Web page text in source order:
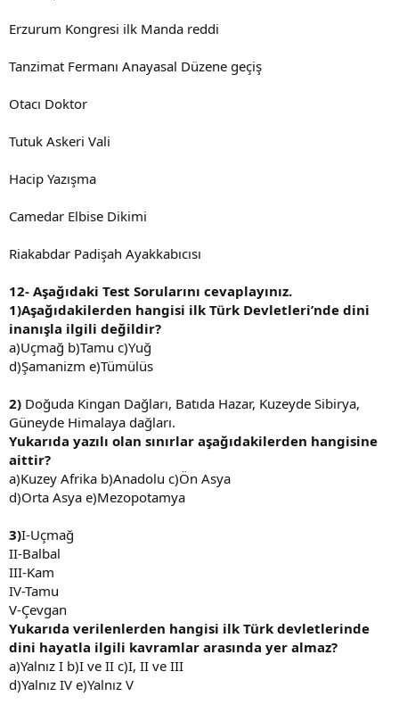
Erzurum Kongresi ilk Manda reddi
Tanzimat Fermanı Anayasal Düzene geçiş
Otacı Doktor
Tutuk Askeri Vali
Hacip Yazışma
Camedar Elbise Dikimi
Riakabdar Padişah Ayakkabıcısı
12- Aşağıdaki Test Sorularını cevaplayınız.
1)Aşağıdakilerden hangisi ilk Türk Devletleri’nde dini
inanışla ilgili değildir?
a)Uçmağ b)Tamu c)Yuğ
d)Şamanizm e)Tümülüs
2) Doğuda Kingan Dağları, Batıda Hazar, Kuzeyde Sibirya,
Güneyde Himalaya dağları.
Yukarıda yazılı olan sınırlar aşağıdakilerden hangisine
aittir?
a)Kuzey Afrika b)Anadolu c)Ön Asya
d)Orta Asya e)Mezopotamya
3)I-Uçmağ
II-Balbal
III-Kam
IV-Tamu
V-Çevgan
Yukarıda verilenlerden hangisi ilk Türk devletlerinde
dini hayatla ilgili kavramlar arasında yer almaz?
a)Yalnız I b)I ve II c)I, II ve III
d)Yalnız IV e)Yalnız V